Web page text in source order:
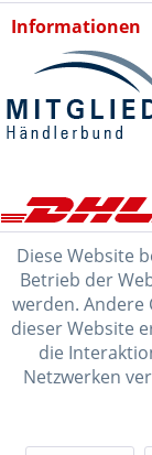
Informationen
Diese Website
Betrieb der
werden. Andere
dieser Website
die
Netzwerken